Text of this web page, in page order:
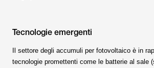
Tecnologie emergenti
Il settore degli accumuli per fotovoltaico è in
tecnologie promettenti come le batterie al sale